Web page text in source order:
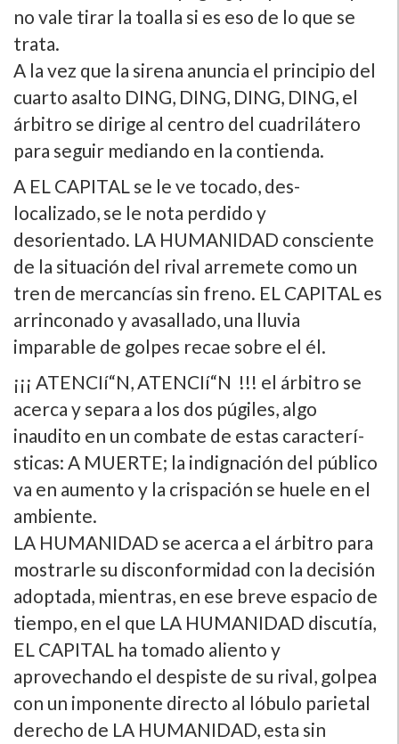
no vale tirar la toalla si es eso de lo que se
trata.
A la vez que la sirena anuncia el principio del
cuarto asalto DING, DING, DING, DING, el
árbitro se dirige al centro del cuadrilátero
para seguir mediando en la contienda.
A EL CAPITAL se le ve tocado, des-
localizado, se le nota perdido y
desorientado. LA HUMANIDAD consciente
de la situación del rival arremete como un
tren de mercancí­as sin freno. EL CAPITAL es
arrinconado y avasallado, una lluvia
imparable de golpes recae sobre el él.
¡¡¡ ATENCIí“N, ATENCIí“N !!! el árbitro se
acerca y separa a los dos púgiles, algo
inaudito en un combate de estas caracterí­
sticas: A MUERTE; la indignación del público
va en aumento y la crispación se huele en el
ambiente.
LA HUMANIDAD se acerca a el árbitro para
mostrarle su disconformidad con la decisión
adoptada, mientras, en ese breve espacio de
tiempo, en el que LA HUMANIDAD discutí­a,
EL CAPITAL ha tomado aliento y
aprovechando el despiste de su rival, golpea
con un imponente directo al lóbulo parietal
derecho de LA HUMANIDAD, esta sin